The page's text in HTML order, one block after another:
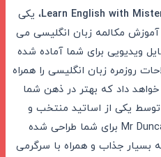
، یکی
مکالمه زبان انگلیسی می
این مجموعه در قالب 88 فایل ویدیویی برای شما آماده شده
روزمره زبان انگلیسی را همراه
داد که بهتر در ذهن شما
یکی از اساتید منتخب و
برجسته زبان انگلیسی، به نام Mr Duncan برای شما طراحی شده
جذاب و همراه با سرگرمی